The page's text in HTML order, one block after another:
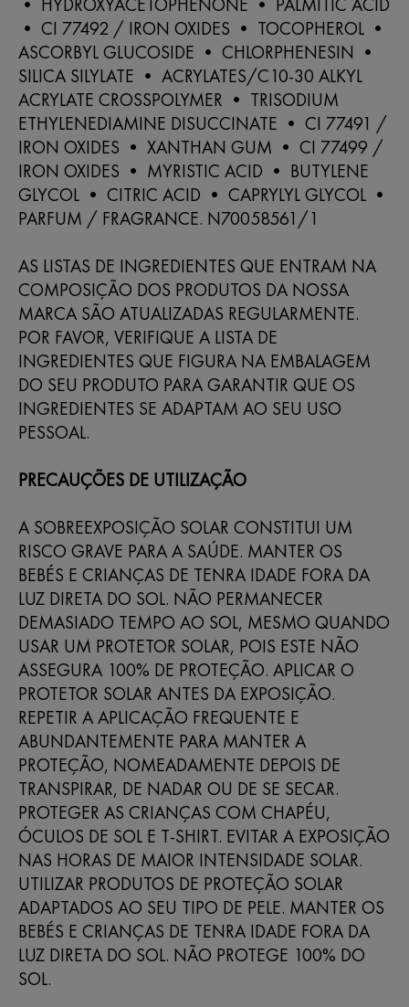
• CI 77492 / IRON OXIDES • TOCOPHEROL •
ASCORBYL GLUCOSIDE • CHLORPHENESIN •
SILICA SILYLATE • ACRYLATES/C10-30 ALKYL
ACRYLATE CROSSPOLYMER • TRISODIUM
ETHYLENEDIAMINE DISUCCINATE • CI 77491 /
IRON OXIDES • XANTHAN GUM • CI 77499 /
IRON OXIDES • MYRISTIC ACID • BUTYLENE
GLYCOL • CITRIC ACID • CAPRYLYL GLYCOL •
PARFUM / FRAGRANCE. N70058561/1
AS LISTAS DE INGREDIENTES QUE ENTRAM NA
COMPOSIÇÃO DOS PRODUTOS DA NOSSA
MARCA SÃO ATUALIZADAS REGULARMENTE.
POR FAVOR, VERIFIQUE A LISTA DE
INGREDIENTES QUE FIGURA NA EMBALAGEM
DO SEU PRODUTO PARA GARANTIR QUE OS
INGREDIENTES SE ADAPTAM AO SEU USO
PESSOAL.
PRECAUÇÕES DE UTILIZAÇÃO
A SOBREEXPOSIÇÃO SOLAR CONSTITUI UM
RISCO GRAVE PARA A SAÚDE. MANTER OS
BEBÉS E CRIANÇAS DE TENRA IDADE FORA DA
LUZ DIRETA DO SOL. NÃO PERMANECER
DEMASIADO TEMPO AO SOL, MESMO QUANDO
USAR UM PROTETOR SOLAR, POIS ESTE NÃO
ASSEGURA 100% DE PROTEÇÃO. APLICAR O
PROTETOR SOLAR ANTES DA EXPOSIÇÃO.
REPETIR A APLICAÇÃO FREQUENTE E
ABUNDANTEMENTE PARA MANTER A
PROTEÇÃO, NOMEADAMENTE DEPOIS DE
TRANSPIRAR, DE NADAR OU DE SE SECAR.
PROTEGER AS CRIANÇAS COM CHAPÉU,
ÓCULOS DE SOL E T-SHIRT. EVITAR A EXPOSIÇÃO
NAS HORAS DE MAIOR INTENSIDADE SOLAR.
UTILIZAR PRODUTOS DE PROTEÇÃO SOLAR
ADAPTADOS AO SEU TIPO DE PELE. MANTER OS
BEBÉS E CRIANÇAS DE TENRA IDADE FORA DA
LUZ DIRETA DO SOL. NÃO PROTEGE 100% DO
SOL.